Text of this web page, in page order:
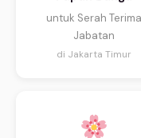
untuk Serah Terima
Jabatan
di Jakarta Timur